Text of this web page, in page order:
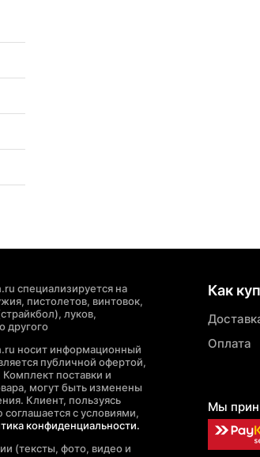
специализируется на
пистолетов, винтовок,
луков,
другого
носит информационный
публичной офертой,
поставки и
могут быть изменены
Клиент, пользуясь
с условиями,
конфиденциальности.
(тексты, фото, видео и
Как
Оплата
Мы